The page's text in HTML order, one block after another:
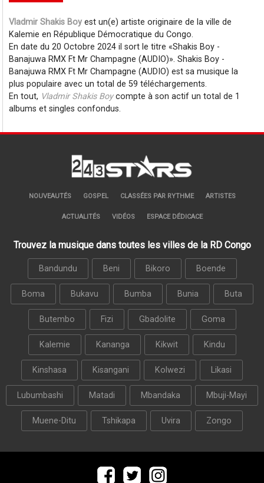
Vladmir Shakis Boy est un(e) artiste originaire de la ville de
Kalemie en République Démocratique du Congo.
En date du 20 Octobre 2024 il sort le titre Shakis Boy -
Banajuwa RMX Ft Mr Champagne (AUDIO) . Shakis Boy -
Banajuwa RMX Ft Mr Champagne (AUDIO) est sa musique la
plus populaire avec un total de 59 téléchargements.
En tout, Vladmir Shakis Boycompte à son actif un total de 1
albums et singles confondus.
NOUVEAUTÉS GOSPEL CLASSÉES PAR RYTHME ARTISTES
ACTUALITÉS VIDÉOS ESPACE DÉDICACE
Trouvez la musique dans toutes les villes de la RD Congo
Bandundu Beni Bikoro Boende
Boma Bukavu Bumba Bunia Buta
Butembo Fizi Gbadolite Goma
Kalemie Kananga Kikwit Kindu
Kinshasa Kisangani Kolwezi Likasi
Lubumbashi Matadi Mbandaka Mbuji-Mayi
Muene-Ditu Tshikapa Uvira Zongo